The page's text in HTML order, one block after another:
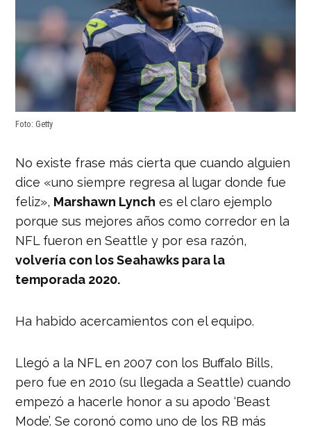
Foto: Getty
No existe frase más cierta que cuando alguien
dice «uno siempre regresa al lugar donde fue
feliz», Marshawn Lynch es el claro ejemplo
porque sus mejores años como corredor en la
NFL fueron en Seattle y por esa razón,
volvería con los Seahawks para la
temporada 2020.
Ha habido acercamientos con el equipo.
Llegó a la NFL en 2007 con los Buffalo Bills,
pero fue en 2010 (su llegada a Seattle) cuando
empezó a hacerle honor a su apodo ‘Beast
Mode’. Se coronó como uno de los RB más